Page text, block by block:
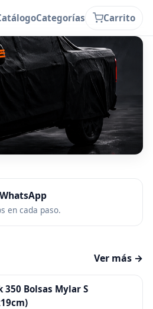
Categorías Carrito
en cada paso.
Ver más →
350 Bolsas Mylar S